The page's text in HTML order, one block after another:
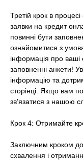
Третій крок в
заявки на кредит
повинні бути
ознайомитися з
інформація про ваші
заповненні анкети!
інформацію та
сторінці. Якщо вам
зв'язатися з нашою
Крок 4: Отримайте
Заключним кроком
схвалення і